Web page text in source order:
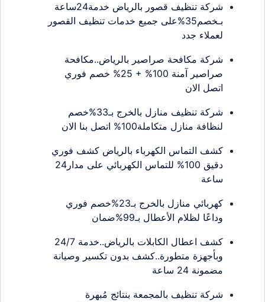
شركة تنظيف قصور بالرياض خدمة24ساعة
بـخصم35%على جميع خدمات تنظيف القصور
لعملاء جدد
شركة مكافحة صراصير بالرياض..مكافحة
صراصير آمنة 100% + 25% خصم فوري
اتصل الان
شركة تنظيف منازل بالخرج بـ33%خصم
لنظافة منازل متكاملة100% اتصل بنا الان
كشف التماس الكهرباء بالرياض كشف فوري
دقيق 100% للتماس الكهربائي على مدار24
ساعة
كهربائي منازل بالخرج بـ23%خصم فوري
وداعًا لظلام الأعطال بـ99%ضمان
كشف اعطال الكابلات بالرياض..خدمة 24/7
وبأجهزة متطورة..كشف بدون تكسير وصيانة
مضمونة 24 ساعة
شركة تنظيف بالمجمعة بنتائج مُبهرة